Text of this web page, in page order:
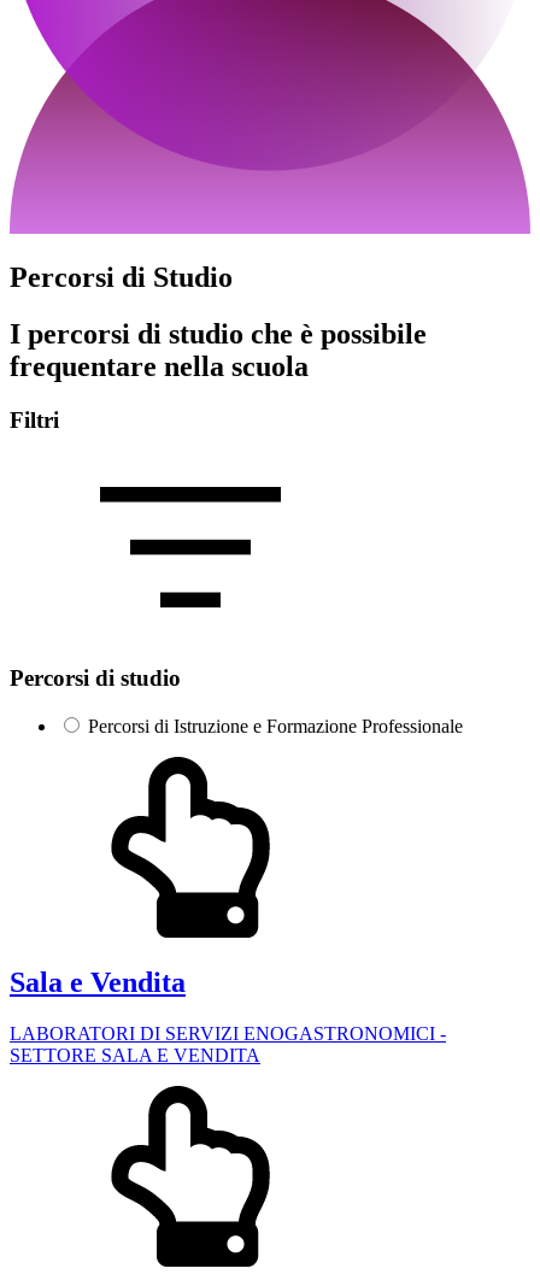
Percorsi di Studio
I percorsi di studio che è possibile
frequentare nella scuola
Filtri
Percorsi di studio
Percorsi di Istruzione e Formazione Professionale
Sala e Vendita
LABORATORI DI SERVIZI ENOGASTRONOMICI -
SETTORE SALA E VENDITA